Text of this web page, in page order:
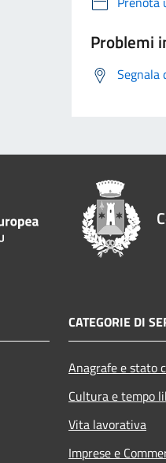
Problemi
Segnala
CATEGORIE DI
Anagrafe e stato
Cultura e tempo
Vita lavorativa
Imprese e